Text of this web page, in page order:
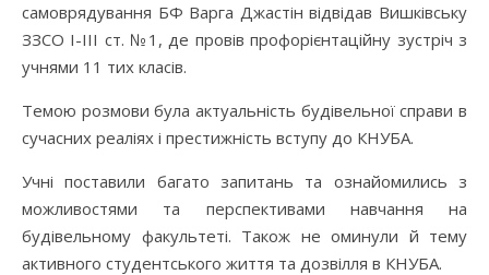
самоврядування БФ Варга Джастін відвідав Вишківську
ЗЗСО І-ІІІ ст. №1, де провів профорієнтаційну зустріч з
учнями 11 тих класів.
Темою розмови була актуальність будівельної справи в
сучасних реаліях і престижність вступу до КНУБА.
Учні поставили багато запитань та ознайомились з
можливостями та перспективами навчання на
будівельному факультеті. Також не оминули й тему
активного студентського життя та дозвілля в КНУБА.